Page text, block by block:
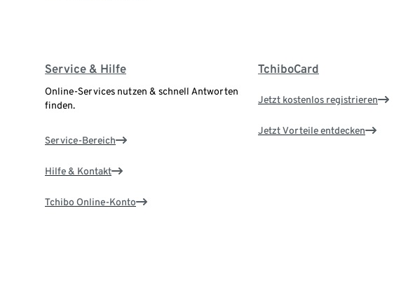
Service & Hilfe
Online-Services nutzen & schnell Antworten
finden.
Service-Bereich
Hilfe & Kontakt
Tchibo Online-Konto
TchiboCard
Jetzt kostenlos registrieren
Jetzt Vorteile entdecken